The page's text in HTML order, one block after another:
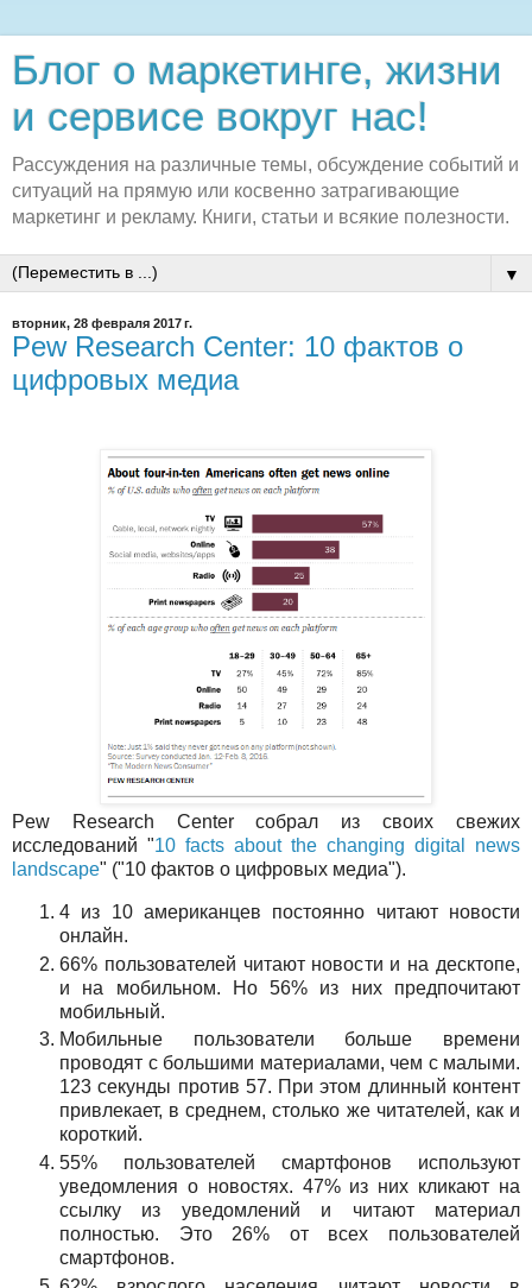
Блог о маркетинге, жизни
и сервисе вокруг нас!
Рассуждения на различные темы, обсуждение событий и
ситуаций на прямую или косвенно затрагивающие
маркетинг и рекламу. Книги, статьи и всякие полезности.
▼
вторник, 28 февраля 2017 г.
Pew Research Center: 10 фактов о
цифровых медиа
Pew Research Center собрал из своих свежих
исследований "10 facts about the changing digital news
landscape" ("10 фактов о цифровых медиа").
4 из 10 американцев постоянно читают новости
онлайн.
66% пользователей читают новости и на десктопе,
и на мобильном. Но 56% из них предпочитают
мобильный.
Мобильные пользователи больше времени
проводят с большими материалами, чем с малыми.
123 секунды против 57. При этом длинный контент
привлекает, в среднем, столько же читателей, как и
короткий.
55% пользователей смартфонов используют
уведомления о новостях. 47% из них кликают на
ссылку из уведомлений и читают материал
полностью. Это 26% от всех пользователей
смартфонов.